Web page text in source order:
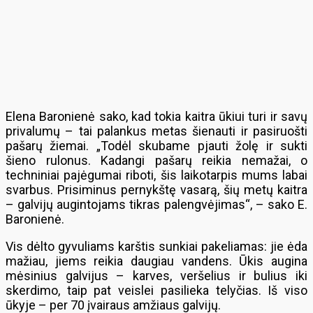
Elena Baronienė sako, kad tokia kaitra ūkiui turi ir savų
privalumų – tai palankus metas šienauti ir pasiruošti
pašarų žiemai. „Todėl skubame pjauti žolę ir sukti
šieno rulonus. Kadangi pašarų reikia nemažai, o
techniniai pajėgumai riboti, šis laikotarpis mums labai
svarbus. Prisiminus pernykštę vasarą, šių metų kaitra
– galvijų augintojams tikras palengvėjimas“, – sako E.
Baronienė.
Vis dėlto gyvuliams karštis sunkiai pakeliamas: jie ėda
mažiau, jiems reikia daugiau vandens. Ūkis augina
mėsinius galvijus – karves, veršelius ir bulius iki
skerdimo, taip pat veislei pasilieka telyčias. Iš viso
ūkyje – per 70 įvairaus amžiaus galvijų.